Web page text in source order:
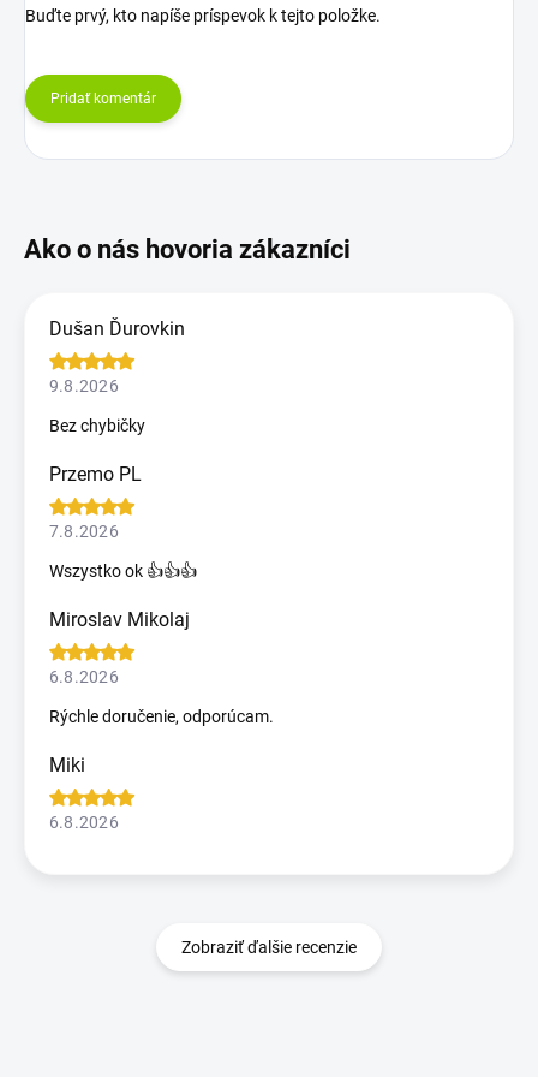
Buďte prvý, kto napíše príspevok k tejto položke.
Pridať komentár
Dušan Ďurovkin
9.8.2026
Bez chybičky
Przemo PL
7.8.2026
Wszystko ok 👍👍👍
Miroslav Mikolaj
6.8.2026
Rýchle doručenie, odporúcam.
Miki
6.8.2026
Zobraziť ďalšie recenzie